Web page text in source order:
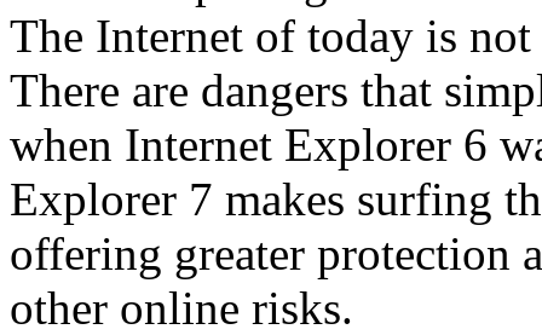
The Internet of today is
There are dangers that
when Internet Explorer 6
Explorer 7 makes surfing
offering greater protection
other online risks.